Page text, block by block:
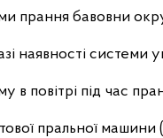
прання бавовни
наявності системи
повітрі під час
пральної машини